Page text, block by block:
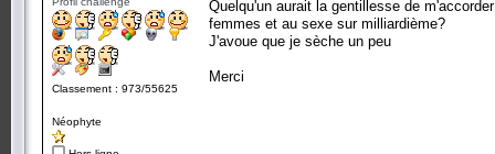
Classement : 973/55625
Néophyte
Quelqu'un aurait la gentillesse de
femmes et au sexe sur milliardième?
J'avoue que je sèche un peu
Merci